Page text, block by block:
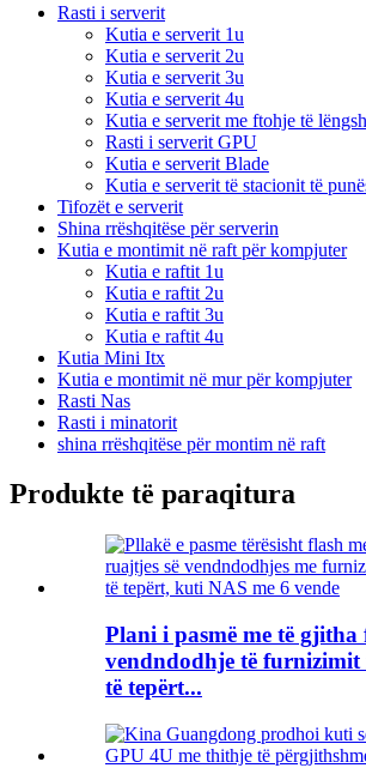
Rasti i serverit
Kutia e serverit 1u
Kutia e serverit 2u
Kutia e serverit 3u
Kutia e serverit 4u
Kutia e serverit me ftohje të
Rasti i serverit GPU
Kutia e serverit Blade
Kutia e serverit të stacionit të
Tifozët e serverit
Shina rrëshqitëse për serverin
Kutia e montimit në raft për kompjuter
Kutia e raftit 1u
Kutia e raftit 2u
Kutia e raftit 3u
Kutia e raftit 4u
Kutia Mini Itx
Kutia e montimit në mur për kompjuter
Rasti Nas
Rasti i minatorit
shina rrëshqitëse për montim në raft
Produkte të paraqitura
Plani i pasmë me të gjitha
vendndodhje të furnizimit
të tepërt...